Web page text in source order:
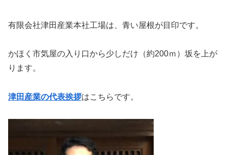
有限会社津田産業本社工場は、青い屋根が目印です。
かほく市気屋の入り口から少しだけ（約200ｍ）坂を上が
ります。
津田産業の代表挨拶はこちらです。